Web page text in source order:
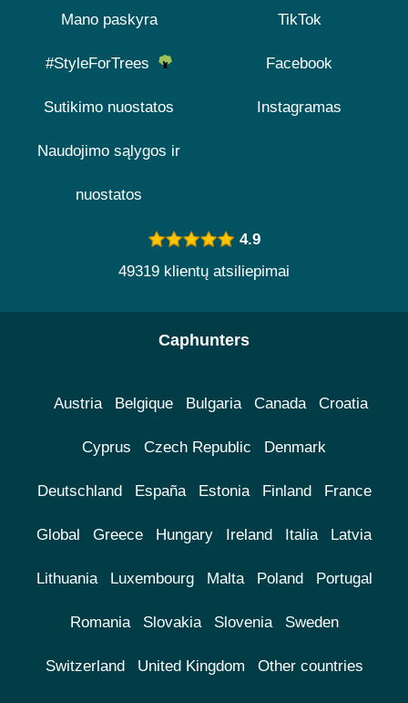
Mano paskyra
#StyleForTrees
Sutikimo nuostatos
Naudojimo sąlygos ir
nuostatos
TikTok
Facebook
Instagramas
4.9
49319 klientų atsiliepimai
Caphunters
Austria Belgique Bulgaria Canada Croatia
Cyprus Czech Republic Denmark
Deutschland España Estonia Finland France
Global Greece Hungary Ireland Italia Latvia
Lithuania Luxembourg Malta Poland Portugal
Romania Slovakia Slovenia Sweden
Switzerland United Kingdom Other countries